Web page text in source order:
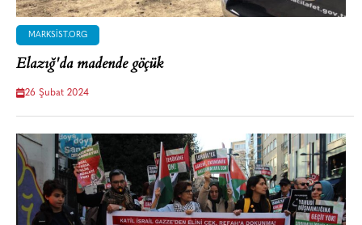
MARKSIST.ORG
Elazığ'da madende göçük
26 Şubat 2024